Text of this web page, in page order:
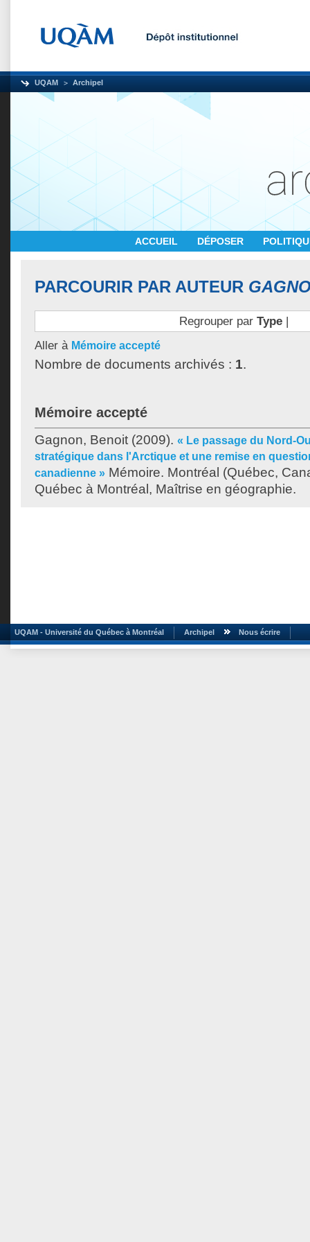
UQAM Archipel
ACCUEIL DÉPOSER
PARCOURIR PAR AUTEUR
Regrouper par Type|
Aller à Mémoire accepté
Nombre de documents archivés : 1.
Mémoire accepté
Gagnon, Benoit (2009). « Le passage du Nord-
stratégique dans l'Arctique et une remise en
canadienne » Mémoire. Montréal (Québec,
Québec à Montréal, Maîtrise en géographie.
UQAM - Université du Québec à Montréal Archipel Nous écrire